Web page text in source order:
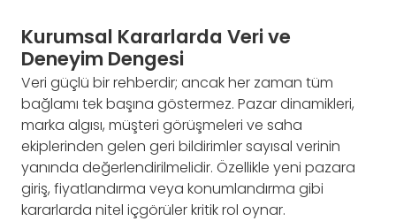
Kurumsal Kararlarda Veri ve
Deneyim Dengesi
Veri güçlü bir rehberdir; ancak her zaman tüm
bağlamı tek başına göstermez. Pazar dinamikleri,
marka algısı, müşteri görüşmeleri ve saha
ekiplerinden gelen geri bildirimler sayısal verinin
yanında değerlendirilmelidir. Özellikle yeni pazara
giriş, fiyatlandırma veya konumlandırma gibi
kararlarda nitel içgörüler kritik rol oynar.